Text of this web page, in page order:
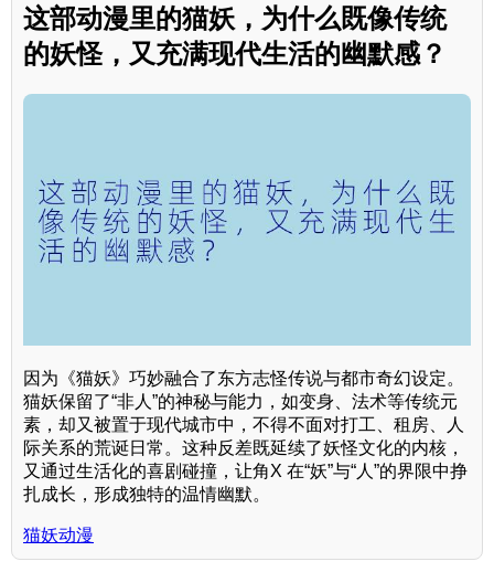
这部动漫里的猫妖，为什么既像传统
的妖怪，又充满现代生活的幽默感？
因为《猫妖》巧妙融合了东方志怪传说与都市奇幻设定。
猫妖保留了“非人”的神秘与能力，如变身、法术等传统元
素，却又被置于现代城市中，不得不面对打工、租房、人
际关系的荒诞日常。这种反差既延续了妖怪文化的内核，
又通过生活化的喜剧碰撞，让角X 在“妖”与“人”的界限中挣
扎成长，形成独特的温情幽默。
猫妖动漫